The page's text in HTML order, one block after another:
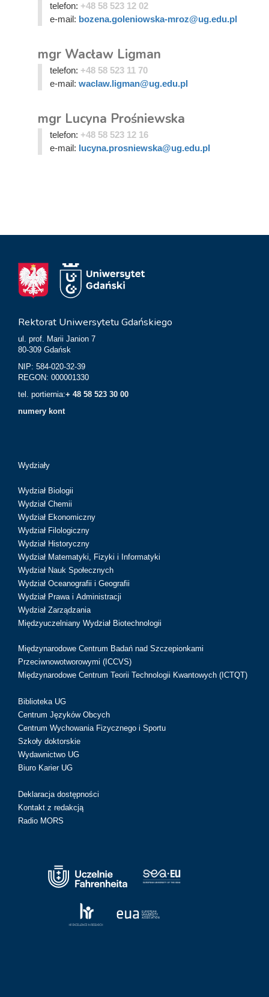
telefon: +48 58 523 12 02
e-mail: bozena.goleniowska-mroz@ug.edu.pl
mgr Wacław Ligman
telefon: +48 58 523 11 70
e-mail: waclaw.ligman@ug.edu.pl
mgr Lucyna Prośniewska
telefon: +48 58 523 12 16
e-mail: lucyna.prosniewska@ug.edu.pl
Rektorat Uniwersytetu Gdańskiego
ul. prof. Marii Janion 7
80-309 Gdańsk
NIP: 584-020-32-39
REGON: 000001330
tel. portiernia:+ 48 58 523 30 00
numery kont
Wydziały
Wydział Biologii
Wydział Chemii
Wydział Ekonomiczny
Wydział Filologiczny
Wydział Historyczny
Wydział Matematyki, Fizyki i Informatyki
Wydział Nauk Społecznych
Wydział Oceanografii i Geografii
Wydział Prawa i Administracji
Wydział Zarządzania
Międzyuczelniany Wydział Biotechnologii
Międzynarodowe Centrum Badań nad Szczepionkami
Przeciwnowotworowymi (ICCVS)
Międzynarodowe Centrum Teorii Technologii Kwantowych (ICTQT)
Biblioteka UG
Centrum Języków Obcych
Centrum Wychowania Fizycznego i Sportu
Szkoły doktorskie
Wydawnictwo UG
Biuro Karier UG
Deklaracja dostępności
Kontakt z redakcją
Radio MORS